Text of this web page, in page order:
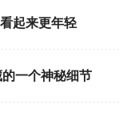
起来更年轻
一个神秘细节